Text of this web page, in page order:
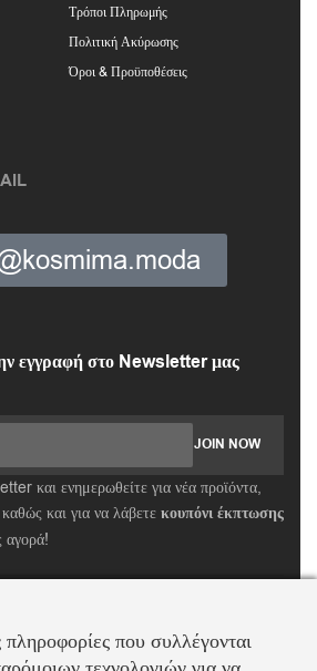
Τρόποι Πληρωμής
Πολιτική Ακύρωσης
Όροι & Προϋποθέσεις
εγγραφή στο Newsletter μας
και ενημερωθείτε για νέα προϊόντα,
και για να λάβετε κουπόνι έκπτωσης
αγορά!
δικαιώματος
που συλλέγονται